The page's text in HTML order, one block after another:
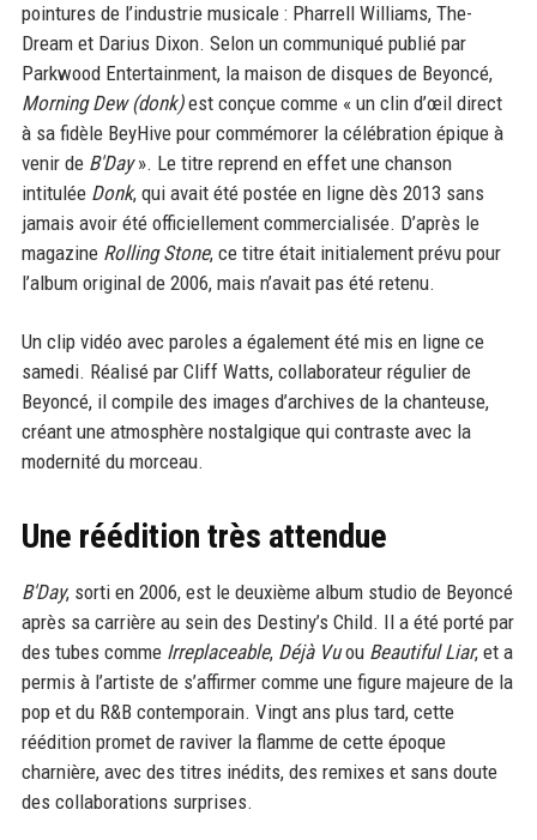
pointures de l’industrie musicale : Pharrell Williams, The-
Dream et Darius Dixon. Selon un communiqué publié par
Parkwood Entertainment, la maison de disques de Beyoncé,
Morning Dew (donk)est conçue comme « un clin d’œil direct
à sa fidèle BeyHive pour commémorer la célébration épique à
venir de B'Day». Le titre reprend en effet une chanson
intitulée Donk, qui avait été postée en ligne dès 2013 sans
jamais avoir été officiellement commercialisée. D’après le
magazine Rolling Stone, ce titre était initialement prévu pour
l’album original de 2006, mais n’avait pas été retenu.
Un clip vidéo avec paroles a également été mis en ligne ce
samedi. Réalisé par Cliff Watts, collaborateur régulier de
Beyoncé, il compile des images d’archives de la chanteuse,
créant une atmosphère nostalgique qui contraste avec la
modernité du morceau.
Une réédition très attendue
B'Day, sorti en 2006, est le deuxième album studio de Beyoncé
après sa carrière au sein des Destiny’s Child. Il a été porté par
des tubes comme Irreplaceable, Déjà Vuou Beautiful Liar, et a
permis à l’artiste de s’affirmer comme une figure majeure de la
pop et du R&B contemporain. Vingt ans plus tard, cette
réédition promet de raviver la flamme de cette époque
charnière, avec des titres inédits, des remixes et sans doute
des collaborations surprises.